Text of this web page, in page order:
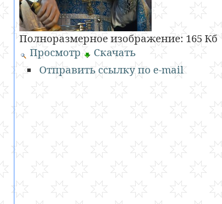
Полноразмерное изображение:165 Кб
Просмотр
Скачать
Отправить ссылку по e-mail